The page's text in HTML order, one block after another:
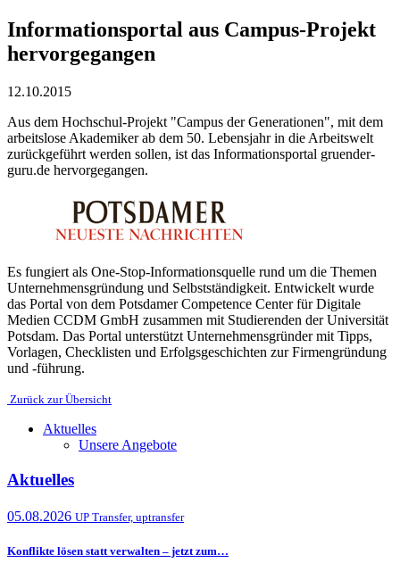
Informationsportal aus Campus-Projekt
hervorgegangen
12.10.2015
Aus dem Hochschul-Projekt "Campus der Generationen", mit dem
arbeitslose Akademiker ab dem 50. Lebensjahr in die Arbeitswelt
zurückgeführt werden sollen, ist das Informationsportal gruender-
guru.de hervorgegangen.
Es fungiert als One-Stop-Informationsquelle rund um die Themen
Unternehmensgründung und Selbstständigkeit. Entwickelt wurde
das Portal von dem Potsdamer Competence Center für Digitale
Medien CCDM GmbH zusammen mit Studierenden der Universität
Potsdam. Das Portal unterstützt Unternehmensgründer mit Tipps,
Vorlagen, Checklisten und Erfolgsgeschichten zur Firmengründung
und -führung.
Zurück zur Übersicht
Aktuelles
Unsere Angebote
Aktuelles
05.08.2026 UP Transfer, uptransfer
Konflikte lösen statt verwalten – jetzt zum…